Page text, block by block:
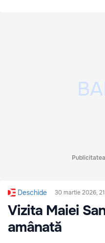
Deschide 30 martie 2026,
Vizita Maiei
amânată